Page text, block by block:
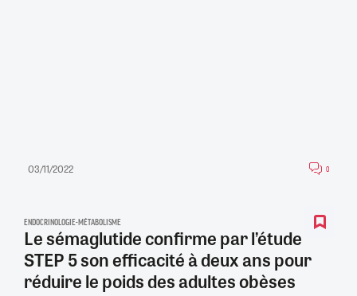
03/11/2022 0
ENDOCRINOLOGIE-MÉTABOLISME
Le sémaglutide confirme par l’étude
STEP 5 son efficacité à deux ans pour
réduire le poids des adultes obèses